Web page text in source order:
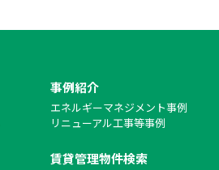
事例紹介
エネルギーマネジメント事例
リニューアル工事等事例
賃貸管理物件検索